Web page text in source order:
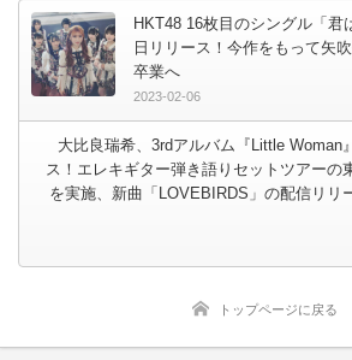
HKT48 16枚目のシングル「君
日リリース！今作をもって矢
卒業へ
2023-02-06
大比良瑞希、3rdアルバム『Little Woman
ス！エレキギター弾き語りセットツアーの
を実施、新曲「LOVEBIRDS」の配信リリ
トップページに戻る